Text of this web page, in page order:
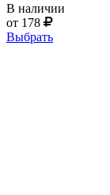
В наличии
от 178
Выбрать